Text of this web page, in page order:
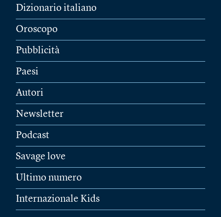
Dizionario italiano
Oroscopo
Pubblicità
Paesi
Autori
Newsletter
Podcast
Savage love
Ultimo numero
Internazionale Kids